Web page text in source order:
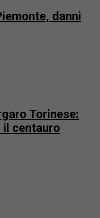
danni
Torinese:
il centauro